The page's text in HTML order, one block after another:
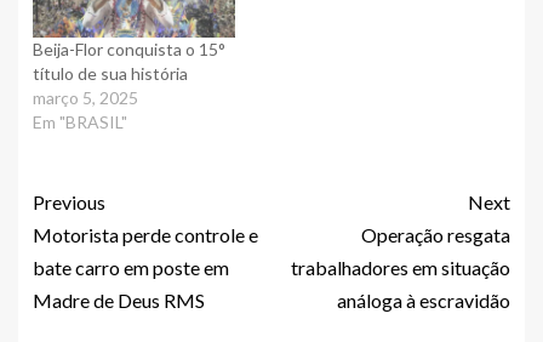
Beija-Flor conquista o 15°
título de sua história
março 5, 2025
Em "BRASIL"
Previous
Motorista perde controle e
bate carro em poste em
Madre de Deus RMS
Next
Operação resgata
trabalhadores em situação
análoga à escravidão